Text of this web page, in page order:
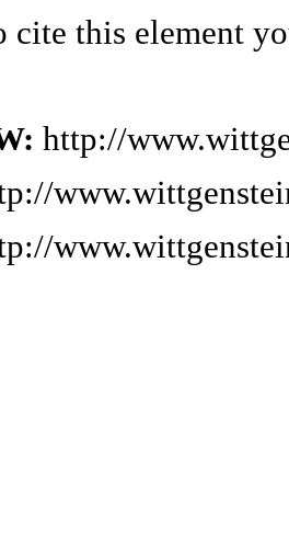
cite this element
http://